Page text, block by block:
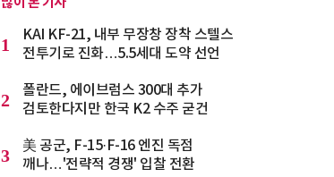
1
KAI KF-21, 내부 무장창 장착 스텔스
전투기로 진화…5.5세대 도약 선언
2
폴란드, 에이브럼스 300대 추가
검토한다지만 한국 K2 수주 굳건
3
美 공군, F-15·F-16 엔진 독점
깨나…'전략적 경쟁' 입찰 전환